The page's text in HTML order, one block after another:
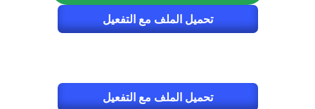
تحميل الملف مع التفعيل
تحميل الملف مع التفعيل